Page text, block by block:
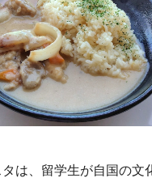
は、留学生が自国の文